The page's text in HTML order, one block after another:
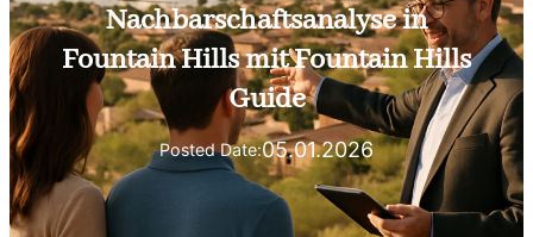
Nachbarschaftsanalyse in
Fountain Hills mit Fountain Hills
Guide
Posted Date:05.01.2026